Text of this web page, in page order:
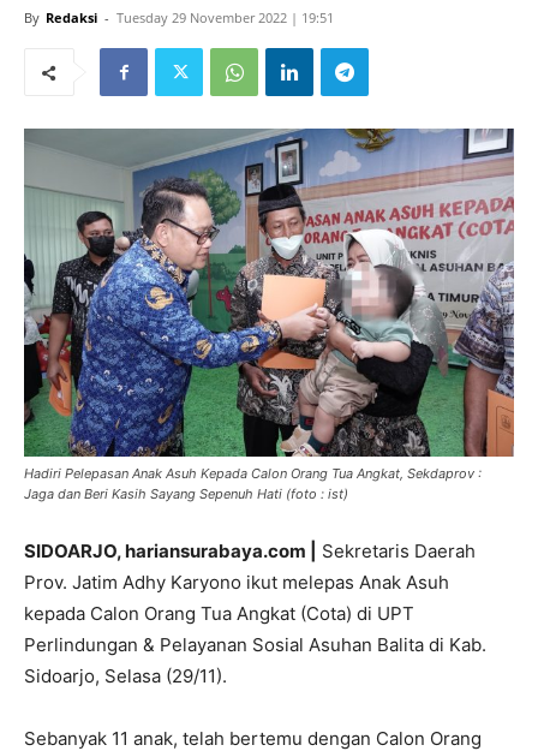
By Redaksi - Tuesday 29 November 2022 | 19:51
Hadiri Pelepasan Anak Asuh Kepada Calon Orang Tua Angkat, Sekdaprov :
Jaga dan Beri Kasih Sayang Sepenuh Hati (foto : ist)
SIDOARJO, hariansurabaya.com |
Sekretaris Daerah
Prov. Jatim Adhy Karyono ikut melepas Anak Asuh
kepada Calon Orang Tua Angkat (Cota) di UPT
Perlindungan & Pelayanan Sosial Asuhan Balita di Kab.
Sidoarjo, Selasa (29/11).
Sebanyak 11 anak, telah bertemu dengan Calon Orang